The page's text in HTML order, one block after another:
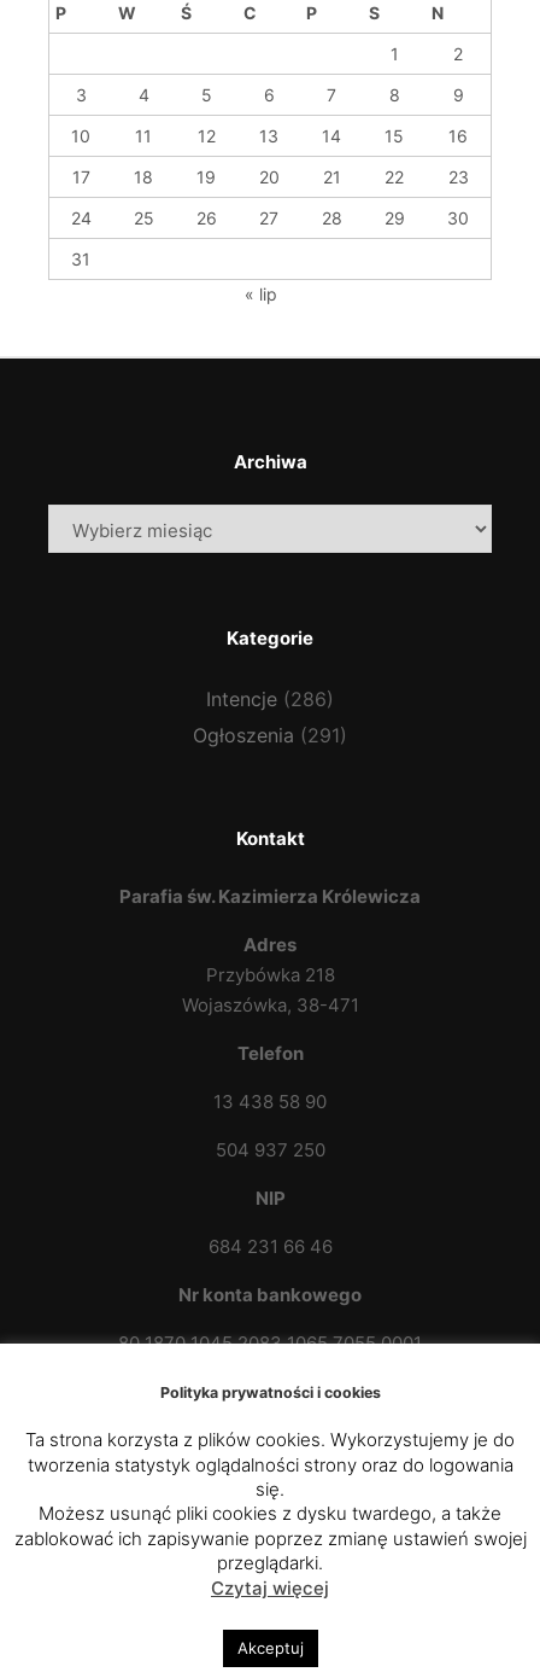
P W Ś C P S
N
1
2
3
4 5 6 7 8
9
10
11 12 13 14 15
16
17
18 19 20 21 22
23
24
25 26 27 28 29
30
31
« lip
Archiwa
Archiwa
Kategorie
Intencje (286)
Ogłoszenia (291)
Kontakt
Parafia św. Kazimierza Królewicza
Adres
Przybówka 218
Wojaszówka, 38-471
Telefon
13 438 58 90
504 937 250
NIP
684 231 66 46
Nr konta bankowego
80 1870 1045 2083 1065 7055 0001
Parafia Rzymskokatolicka p.w. św.
Kazimierza Królewicza w Przybówce
Rzeszowska
Polityka prywatności
Polityka prywatności i cookies
Ta strona korzysta z plików cookies. Wykorzystujemy je do
tworzenia statystyk oglądalności strony oraz do logowania
się.
Możesz usunąć pliki cookies z dysku twardego, a także
zablokować ich zapisywanie poprzez zmianę ustawień swojej
przeglądarki.
Czytaj więcej
Akceptuj